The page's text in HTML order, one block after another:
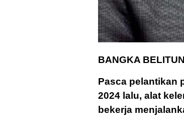
BANGKA
Pasca pelantikan
2024 lalu, alat
bekerja